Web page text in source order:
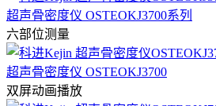
超声骨密度仪 OSTEOKJ3700系列
六部位测量
超声骨密度仪 OSTEOKJ3700
双屏动画播放